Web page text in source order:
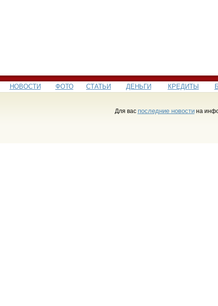
НОВОСТИ ФОТО СТАТЬИ ДЕНЬГИ КРЕДИТЫ
Для вас последние новостина